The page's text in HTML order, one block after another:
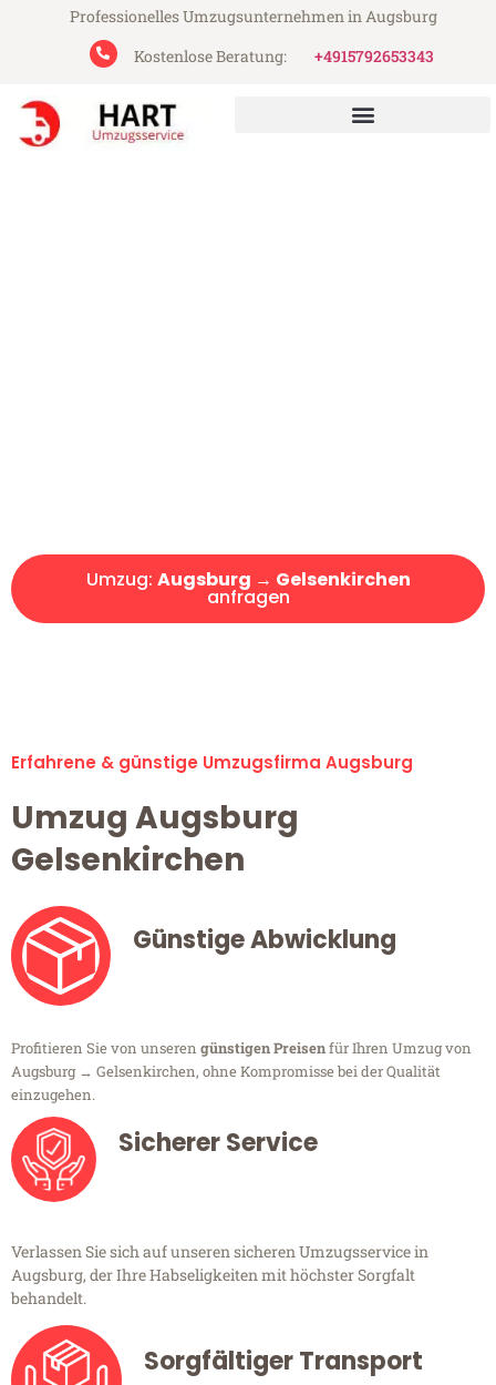
Professionelles Umzugsunternehmen in Augsburg
Kostenlose Beratung:
+4915792653343
Umzug: Augsburg → Gelsenkirchen
anfragen
Erfahrene & günstige Umzugsfirma Augsburg
Umzug Augsburg
Gelsenkirchen
Günstige Abwicklung
Profitieren Sie von unseren günstigen Preisenfür Ihren Umzug von
Augsburg → Gelsenkirchen, ohne Kompromisse bei der Qualität
einzugehen.
Sicherer Service
Verlassen Sie sich auf unseren sicheren Umzugsservice in
Augsburg, der Ihre Habseligkeiten mit höchster Sorgfalt
behandelt.
Sorgfältiger Transport